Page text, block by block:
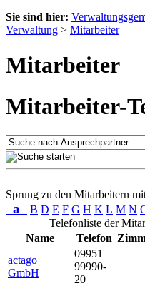
Sie sind hier:
Verwaltung > Mitarbeiter
Mitarbeiter
Mitarbeiter-
Sprung zu den Mitarbeitern
a B D E F G H K L M N
Telefonliste der
Name
Telefon
actago
GmbH
09951
99990-
20